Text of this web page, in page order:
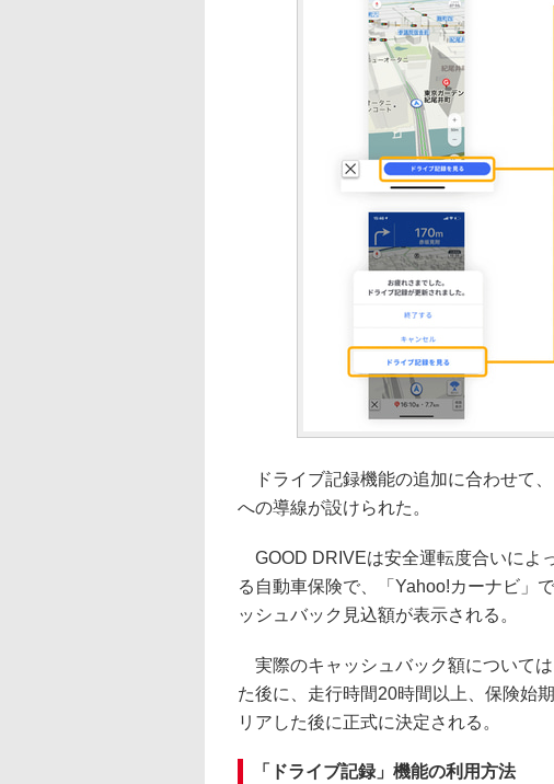
ドライブ記録機能の追加に合わせて
への導線が設けられた。
GOOD DRIVEは安全運転度合いによ
る自動車保険で、「Yahoo!カーナビ」
ッシュバック見込額が表示される。
実際のキャッシュバック額について
た後に、走行時間20時間以上、保険始
リアした後に正式に決定される。
「ドライブ記録」機能の利用方法